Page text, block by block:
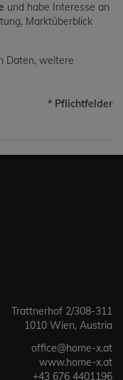
und habe Interesse an
Marktüberblick
Daten, weitere
* Pflichtfelder
Trattnerhof 2/308-311
1010 Wien, Austria
office@home-x.at
www.home-x.at
+43 676 4401196